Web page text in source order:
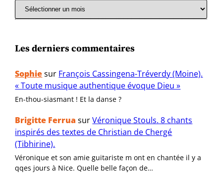
Les derniers commentaires
Sophiesur François Cassingena-Tréverdy (Moine).
« Toute musique authentique évoque Dieu »
En-thou-siasmant ! Et la danse ?
Brigitte Ferrua surVéronique Stouls. 8 chants
inspirés des textes de Christian de Chergé
(Tibhirine).
Véronique et son amie guitariste m ont en chantée il y a
qqes jours à Nice. Quelle belle façon de…